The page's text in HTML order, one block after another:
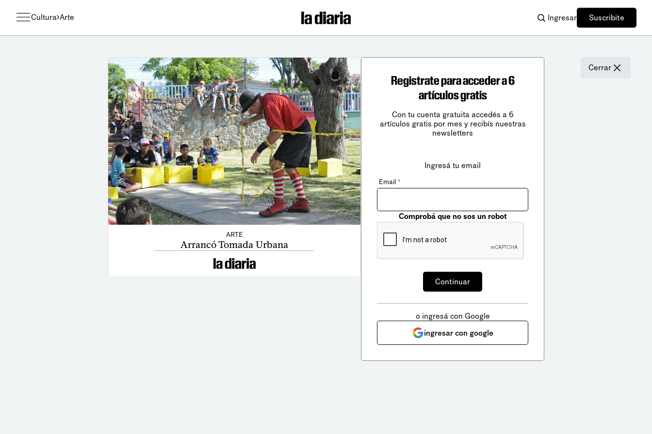
Cultura Arte Ingresar Suscribite
ARTE
Arrancó Tomada Urbana
Cerrar
Registrate para acceder a 6
artículos gratis
Con tu cuenta gratuita accedés a 6
artículos gratis por mes y recibís nuestras
newsletters
Ingresá tu email
Email *
Comprobá que no sos un robot
o ingresá con Google
ingresar con google